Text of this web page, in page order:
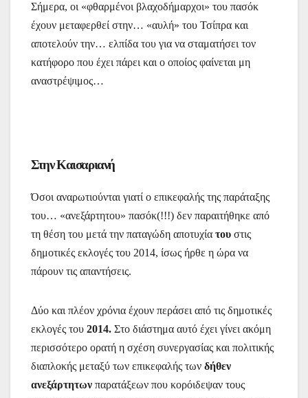
Σήμερα, οι «φθαρμένοι βλαχοδήμαρχοι» του πασόκ
έχουν μεταφερθεί στην… «αυλή» του Τσίπρα και
αποτελούν την… ελπίδα του για να σταματήσει τον
κατήφορο που έχει πάρει και ο οποίος φαίνεται μη
αναστρέψιμος…
Στην Καισαριανή
Όσοι αναρωτιούνται γιατί ο επικεφαλής της παράταξης
του… «ανεξάρτητου» πασόκ(!!!) δεν παραιτήθηκε από
τη θέση του μετά την παταγώδη αποτυχία του στις
δημοτικές εκλογές του 2014, ίσως ήρθε η ώρα να
πάρουν τις απαντήσεις.
Δύο και πλέον χρόνια έχουν περάσει από τις δημοτικές
εκλογές του 2014. Στο διάστημα αυτό έχει γίνει ακόμη
περισσότερο ορατή η σχέση συνεργασίας και πολιτικής
διαπλοκής μεταξύ των επικεφαλής των δήθεν
ανεξάρτητων παρατάξεων που κορόιδεψαν τους